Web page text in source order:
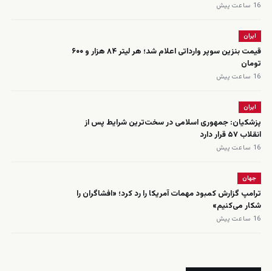
16 ساعت پیش
ایران
قیمت بنزین سوپر وارداتی اعلام شد؛ هر لیتر ۸۴ هزار و ۶۰۰
تومان
16 ساعت پیش
ایران
پزشکیان: جمهوری اسلامی در سخت‌ترین شرایط پس از
انقلاب ۵۷ قرار دارد
16 ساعت پیش
جهان
ترامپ گزارش کمبود مهمات آمریکا را رد کرد؛ «افشاگران را
شکار می‌کنیم»
16 ساعت پیش